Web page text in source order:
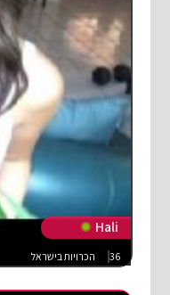
Hali
36 הכרויות בישראל